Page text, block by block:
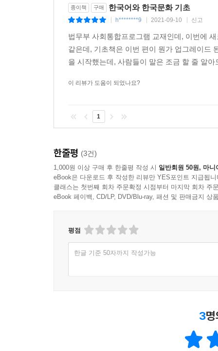
종이책 구매 한국어와 한국문화 기초
h********9 2021-09-10 신고
법무부 사회통합프로그램 교재인데, 이번에
같은데, 기초책은 이번 편이 뭔가 업그레이드
을 시작했는데, 사람들이 말은 조금 할 줄 알
이 리뷰가 도움이 되었나요?
1
한줄평 (3건)
1,000원 이상 구매 후 한줄평 작성 시 일반회원 50원, 마니
eBook은 다운로드 후 작성한 리뷰만 YES포인트 지급됩니
클래스는 첫번째 회차 주문확정 시점부터 마지막 회차 주
eBook 페이백, CD/LP, DVD/Blu-ray, 패션 및 판매금지 상
평점
한글 기준 50자까지 작성가능
3